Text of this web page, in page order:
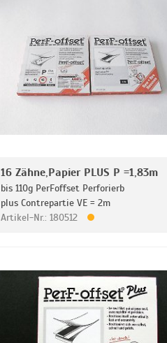
16 Zähne,Papier PLUS P =1,83m
bis 110g PerFoffset Perforierb
plus Contrepartie VE = 2m
Artikel-Nr.: 180512